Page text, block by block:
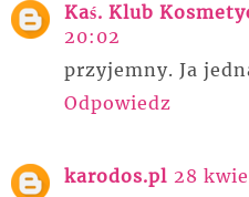
Kaś. Klub
20:02
przyjemny. Ja
Odpowiedz
karodos.pl 28